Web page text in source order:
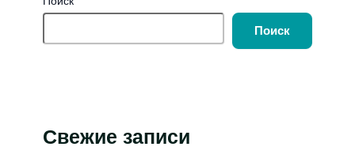
Поиск
Свежие записи